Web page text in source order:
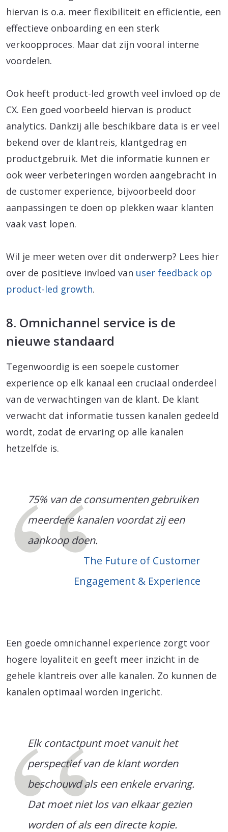
hiervan is o.a. meer flexibiliteit en efficientie, een
effectieve onboarding en een sterk
verkoopproces. Maar dat zijn vooral interne
voordelen.
Ook heeft product-led growth veel invloed op de
CX. Een goed voorbeeld hiervan is product
analytics. Dankzij alle beschikbare data is er veel
bekend over de klantreis, klantgedrag en
productgebruik. Met die informatie kunnen er
ook weer verbeteringen worden aangebracht in
de customer experience, bijvoorbeeld door
aanpassingen te doen op plekken waar klanten
vaak vast lopen.
Wil je meer weten over dit onderwerp? Lees hier
over de positieve invloed van user feedback op
product-led growth.
8. Omnichannel service is de
nieuwe standaard
Tegenwoordig is een soepele customer
experience op elk kanaal een cruciaal onderdeel
van de verwachtingen van de klant. De klant
verwacht dat informatie tussen kanalen gedeeld
wordt, zodat de ervaring op alle kanalen
hetzelfde is.
75% van de consumenten gebruiken
meerdere kanalen voordat zij een
aankoop doen.
The Future of Customer
Engagement & Experience
Een goede omnichannel experience zorgt voor
hogere loyaliteit en geeft meer inzicht in de
gehele klantreis over alle kanalen. Zo kunnen de
kanalen optimaal worden ingericht.
Elk contactpunt moet vanuit het
perspectief van de klant worden
beschouwd als een enkele ervaring.
Dat moet niet los van elkaar gezien
worden of als een directe kopie.